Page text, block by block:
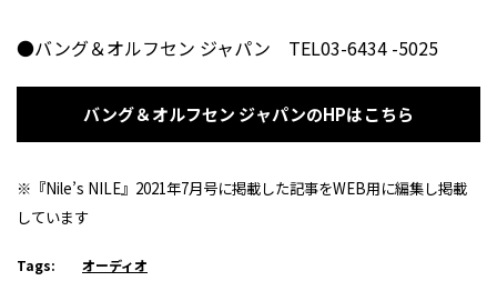
●バング＆オルフセン ジャパン TEL03-6434 -5025
バング＆オルフセン ジャパンのHPはこちら
※『Nile’s NILE』2021年7月号に掲載した記事をWEB用に編集し掲載
しています
Tags: オーディオ